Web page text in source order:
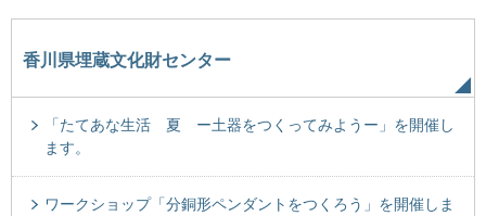
香川県埋蔵文化財センター
「たてあな生活 夏 ー土器をつくってみようー」を開催し
ます。
ワークショップ「分銅形ペンダントをつくろう」を開催しま